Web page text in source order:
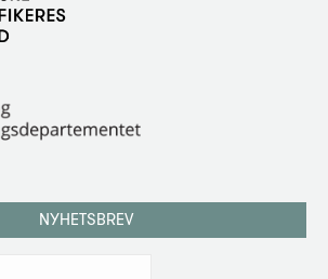
NYHETSBREV